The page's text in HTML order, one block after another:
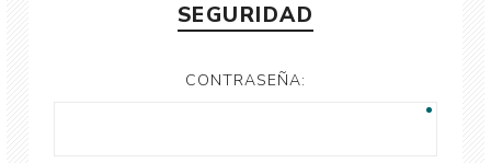
SEGURIDAD
CONTRASEÑA: